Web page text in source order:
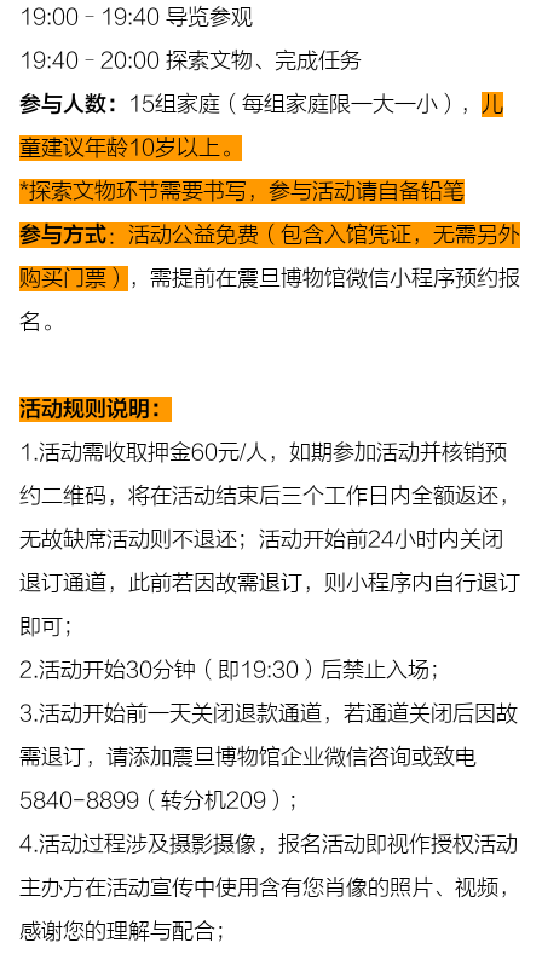
19:00–19:40 导览参观
19:40–20:00 探索文物、完成任务
参与人数： 15组家庭（每组家庭限一大一小）， 儿
童建议年龄10岁以上。
*探索文物环节需要书写，参与活动请自备铅笔
参与方式：活动公益免费（包含入馆凭证，无需另外
购买门票） ，需提前在震旦博物馆微信小程序预约报
名。
活动规则说明：
1.活动需收取押金60元/人，如期参加活动并核销预
约二维码，将在活动结束后三个工作日内全额返还，
无故缺席活动则不退还；活动开始前24小时内关闭
退订通道，此前若因故需退订，则小程序内自行退订
即可；
2.活动开始30分钟（即19:30）后禁止入场；
3.活动开始前一天关闭退款通道，若通道关闭后因故
需退订，请添加震旦博物馆企业微信咨询或致电
5840-8899（转分机209）；
4.活动过程涉及摄影摄像，报名活动即视作授权活动
主办方在活动宣传中使用含有您肖像的照片、视频，
感谢您的理解与配合；